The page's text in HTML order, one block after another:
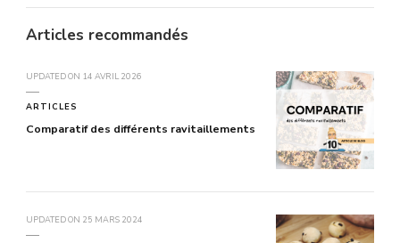
Articles recommandés
UPDATED ON 14 AVRIL 2026
ARTICLES
Comparatif des différents ravitaillements
UPDATED ON 25 MARS 2024